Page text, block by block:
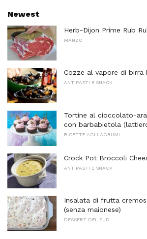
Newest
Herb-Dijon Prime Rub
MANZO
Cozze al vapore di birra
ANTIPASTI E SNACK
Tortine al cioccolato-
con barbabietola
RICETTE AGLI AGRUMI
Crock Pot Broccoli
ANTIPASTI E SNACK
Insalata di frutta
(senza maionese)
DESSERT DEL SUD